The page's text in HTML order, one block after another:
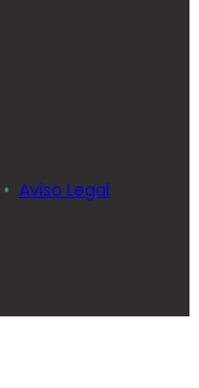
Aviso Legal